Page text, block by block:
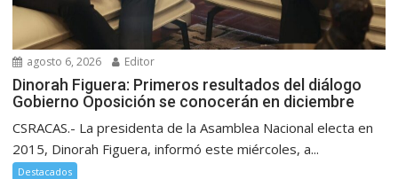
agosto 6, 2026 Editor
Dinorah Figuera: Primeros resultados del diálogo
Gobierno Oposición se conocerán en diciembre
CSRACAS.- La presidenta de la Asamblea Nacional electa en
2015, Dinorah Figuera, informó este miércoles, a...
Destacados